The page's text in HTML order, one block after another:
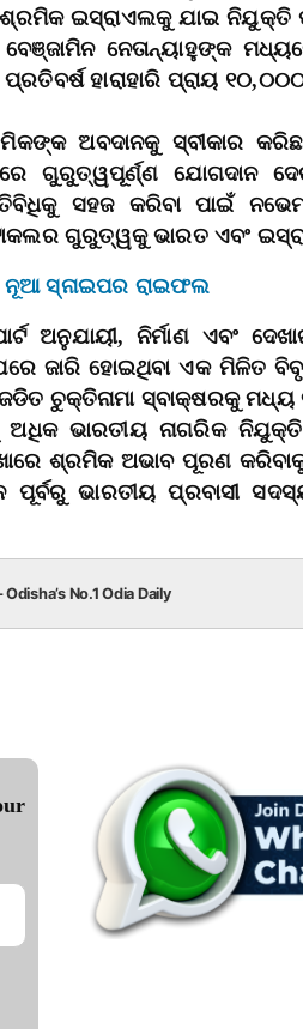
ଇସ୍ରାଏଲକୁ ଯାଇ ନିଯୁକ୍ତି
ନେତାନ୍ୟାହୁଙ୍କ
ହାରାହାରି ପ୍ରାୟ
ଅବଦାନକୁ ସ୍ବୀକାର
ଗୁରୁତ୍ୱପୂର୍ଣ୍ଣ ଯୋଗଦାନ
ସହଜ କରିବା ପାଇଁ
ଗୁରୁତ୍ୱକୁ ଭାରତ ଏବଂ
ନୂଆ ସ୍ନାଇପର ରାଇଫଲ
ନିର୍ମାଣ ଏବଂ
ଜାରି ହୋଇଥିବା ଏକ ମିଳିତ
ଚୁକ୍ତିନାମା ସ୍ବାକ୍ଷରକୁ ମଧ୍ୟ
ଭାରତୀୟ ନାଗରିକ ନିଯୁକ୍ତି
ଶ୍ରମିକ ଅଭାବ ପୂରଣ
ଭାରତୀୟ ପ୍ରବାସୀ
Odisha’s No.1 Odia Daily